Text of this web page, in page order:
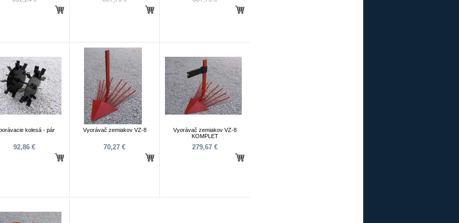
kolesá - pár
92,86 €
Vyorávač zemiakov VZ-8
70,27 €
Vyorávač zemiakov VZ-8
KOMPLET
279,67 €